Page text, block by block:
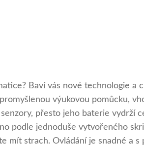
Baví vás nové technologie a
výukovou pomůcku,
přesto jeho baterie vydrží
podle jednoduše vytvořeného
mít strach. Ovládání je snadné a s